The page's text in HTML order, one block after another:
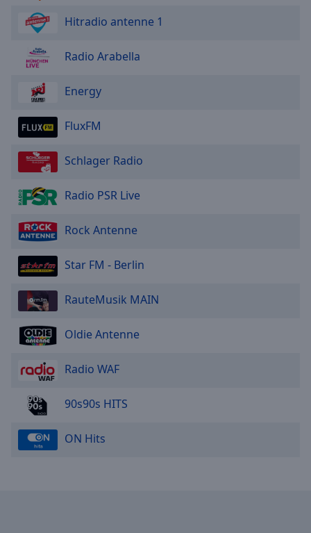
Hitradio antenne 1
Radio Arabella
Energy
FluxFM
Schlager Radio
Radio PSR Live
Rock Antenne
Star FM - Berlin
RauteMusik MAIN
Oldie Antenne
Radio WAF
90s90s HITS
ON Hits